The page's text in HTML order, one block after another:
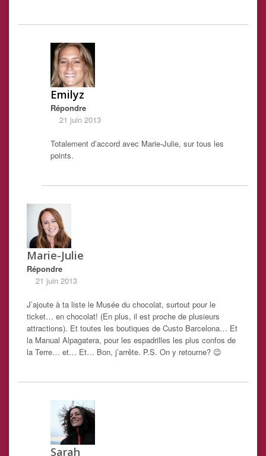
Emilyz
Répondre
21 juin 2013
Totalement d’accord avec Marie-Julie, sur tous les
points.
Marie-Julie
Répondre
21 juin 2013
J’ajoute à ta liste le Musée du chocolat, surtout pour le
ticket… en chocolat! (En plus, il est proche de plusieurs
attractions). Et toutes les boutiques de Custo Barcelona… Et
la Manual Alpagatera, pour les espadrilles les plus confos de
la Terre… et… Et… Bon, j’arrête. P.S. On y retourne? 😉
Sarah